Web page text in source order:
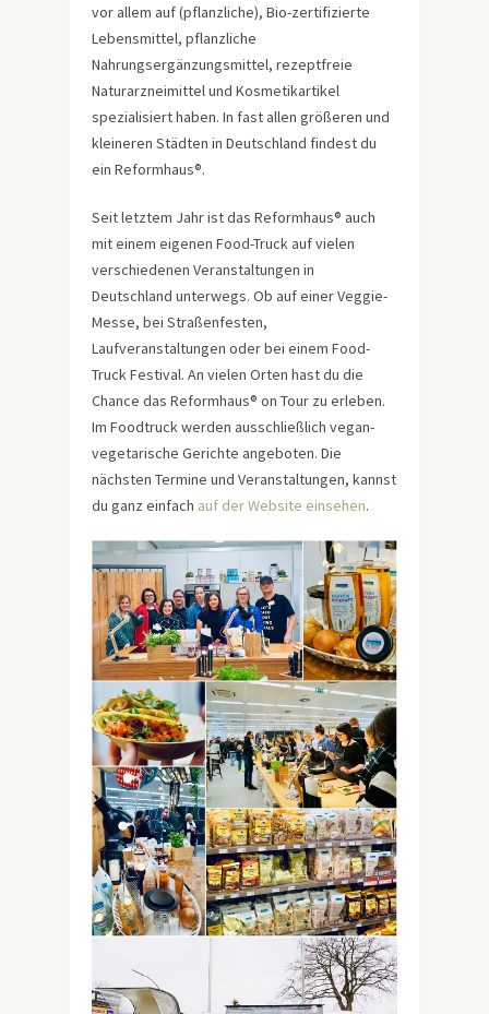
vor allem auf (pflanzliche), Bio-zertifizierte
Lebensmittel, pflanzliche
Nahrungsergänzungsmittel, rezeptfreie
Naturarzneimittel und Kosmetikartikel
spezialisiert haben. In fast allen größeren und
kleineren Städten in Deutschland findest du
ein Reformhaus®.
Seit letztem Jahr ist das Reformhaus® auch
mit einem eigenen Food-Truck auf vielen
verschiedenen Veranstaltungen in
Deutschland unterwegs. Ob auf einer Veggie-
Messe, bei Straßenfesten,
Laufveranstaltungen oder bei einem Food-
Truck Festival. An vielen Orten hast du die
Chance das Reformhaus® on Tour zu erleben.
Im Foodtruck werden ausschließlich vegan-
vegetarische Gerichte angeboten. Die
nächsten Termine und Veranstaltungen, kannst
du ganz einfach auf der Website einsehen.